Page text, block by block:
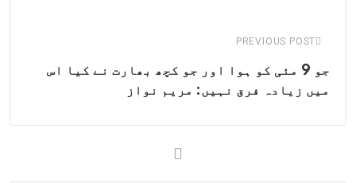
PREVIOUS POST
جو 9 مئی کو ہوا اور جو کچھ بھارت نے کیا اس
میں زیادہ فرق نہیں: مریم نواز